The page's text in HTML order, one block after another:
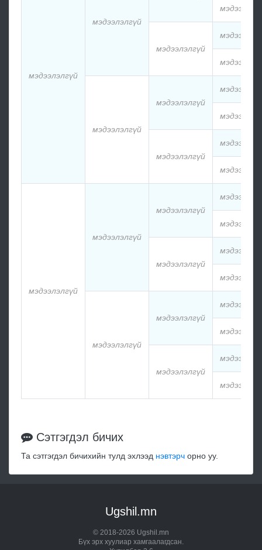
мэдээлэлгүй
мэдээлэлгүй
мэдээлэлгүй
мэдээлэлгүй
мэдээлэлгүй
мэдээлэлгүй
мэдээлэлгүй
мэдээлэлгүй
мэдээлэлгүй
мэдээлэлгүй
мэдээлэлгүй
мэдээлэлгүй
мэдээлэлгүй
Сэтгэгдэл бичих
Та сэтгэгдэл бичихийн тулд эхлээд нэвтэрч орно уу.
Ugshil.mn
© 2018-2026 Ugshil.mn
Бүх эрх хуулиар хамгаалагдсан.